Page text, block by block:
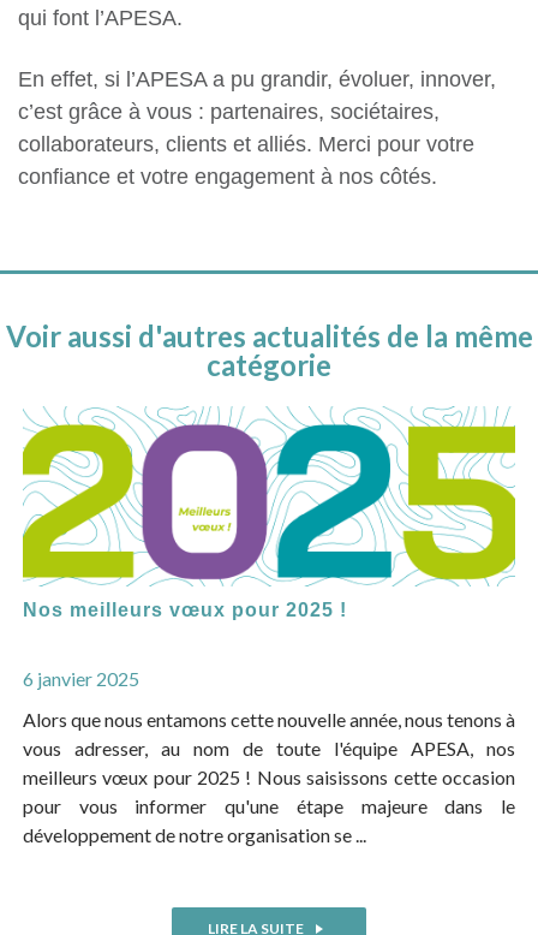
qui font l’APESA.
En effet, si l’APESA a pu grandir, évoluer, innover,
c’est grâce à vous : partenaires, sociétaires,
collaborateurs, clients et alliés. Merci pour votre
confiance et votre engagement à nos côtés.
Voir aussi d'autres actualités de la même
catégorie
Nos meilleurs vœux pour 2025 !
6 janvier 2025
Alors que nous entamons cette nouvelle année, nous tenons à
vous adresser, au nom de toute l'équipe APESA, nos
meilleurs vœux pour 2025 ! Nous saisissons cette occasion
pour vous informer qu'une étape majeure dans le
développement de notre organisation se ...
LIRE LA SUITE